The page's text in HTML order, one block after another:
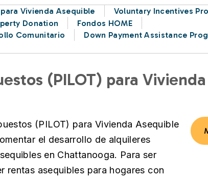
Vivienda Asequible
Voluntary Incentives
Donation
Fondos HOME
Comunitario
Down Payment Assistance
(PILOT) para Vivienda
(PILOT) para Vivienda Asequible
el desarrollo de alquileres
en Chattanooga. Para ser
rentas asequibles para hogares con